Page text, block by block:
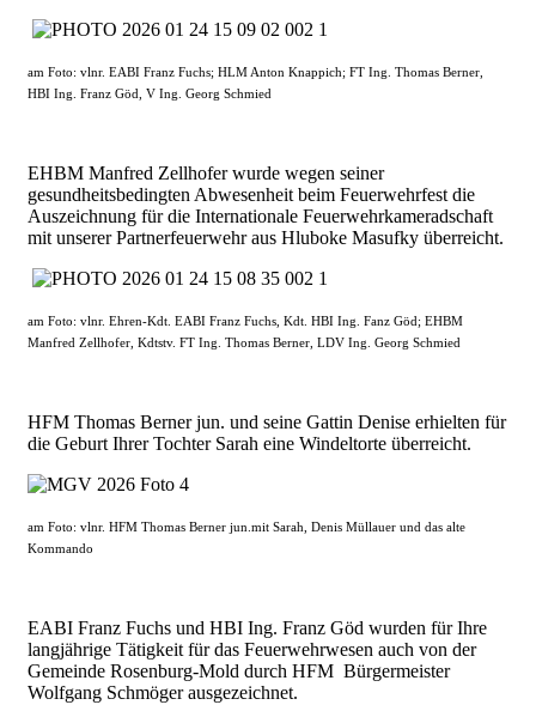
am Foto: vlnr. EABI Franz Fuchs; HLM Anton Knappich; FT Ing. Thomas Berner,
HBI Ing. Franz Göd, V Ing. Georg Schmied
EHBM Manfred Zellhofer wurde wegen seiner
gesundheitsbedingten Abwesenheit beim Feuerwehrfest die
Auszeichnung für die Internationale Feuerwehrkameradschaft
mit unserer Partnerfeuerwehr aus Hluboke Masufky überreicht.
am Foto: vlnr. Ehren-Kdt. EABI Franz Fuchs, Kdt. HBI Ing. Fanz Göd; EHBM
Manfred Zellhofer, Kdtstv. FT Ing. Thomas Berner, LDV Ing. Georg Schmied
HFM Thomas Berner jun. und seine Gattin Denise erhielten für
die Geburt Ihrer Tochter Sarah eine Windeltorte überreicht.
am Foto: vlnr. HFM Thomas Berner jun.mit Sarah, Denis Müllauer und das alte
Kommando
EABI Franz Fuchs und HBI Ing. Franz Göd wurden für Ihre
langjährige Tätigkeit für das Feuerwehrwesen auch von der
Gemeinde Rosenburg-Mold durch HFM Bürgermeister
Wolfgang Schmöger ausgezeichnet.